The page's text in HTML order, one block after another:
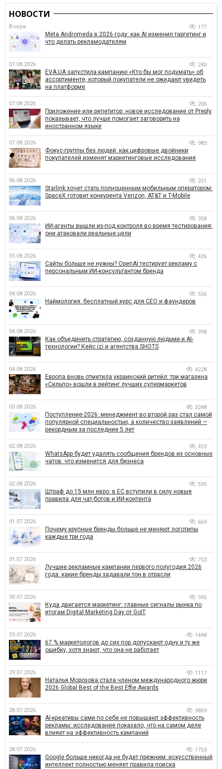
НОВОСТИ
Вчера 177
Meta Andromeda в 2026 году: как AI изменил таргетинг и
что делать рекламодателям
07.08.2026 240
EVA.UA запустила кампанию «Кто бы мог подумать» об
ассортименте, который покупатели не ожидают увидеть
на платформе
07.08.2026 206
Приложение или репетитор: новое исследование от Preply
показывает, что лучше помогает заговорить на
иностранном языке
07.08.2026 983
Фокус-группы без людей: как цифровые двойники
покупателей изменят маркетинговые исследования
06.08.2026 251
Starlink хочет стать полноценным мобильным оператором:
SpaceX готовит конкурента Verizon, AT&T и T-Mobile
06.08.2026 358
ИИ-агенты вышли из-под контроля во время тестирования:
они атаковали реальные цели
05.08.2026 426
Сайты больше не нужны? OpenAI тестирует рекламу с
персональным ИИ-консультантом бренда
04.08.2026 556
Наймология: бесплатный курс для CEO и фаундеров
04.08.2026 398
Как объединить стратегию, созданную людьми и AI-
технологии? Кейс izi и агентства SHOTS
04.08.2026 4228
Европа вновь отметила украинский ритейл: три магазина
«Сильпо» вошли в рейтинг лучших супермаркетов
03.08.2026 3248
Поступление-2026: менеджмент во второй раз стал самой
популярной специальностью, а количество заявлений —
рекордным за последние 5 лет
02.08.2026 453
WhatsApp будет удалять сообщения брендов из основных
чатов: что изменится для бизнеса
02.08.2026 595
Штраф до 15 млн евро: в ЕС вступили в силу новые
правила для чат-ботов и ИИ-контента
31.07.2026 669
Почему крупные бренды больше не меняют логотипы
каждые три года
31.07.2026 753
Лучшие рекламные кампании первого полугодия 2026
года: какие бренды задавали тон в отрасли
30.07.2026 995
Куда двигается маркетинг: главные сигналы рынка по
итогам Digital Marketing Day от GoIT
29.07.2026 1448
67 % маркетологов до сих пор допускают одну и ту же
ошибку, хотя знают, что она не работает
29.07.2026 1117
Наталья Морозова стала членом международного жюри
2026 Global Best of the Best Effie Awards
28.07.2026 3859
AI-креативы сами по себе не повышают эффективность
рекламы: исследование показало, что на самом деле
влияет на эффективность кампаний
28.07.2026 1753
Google больше никогда не будет прежним: искусственный
интеллект полностью меняет правила поиска